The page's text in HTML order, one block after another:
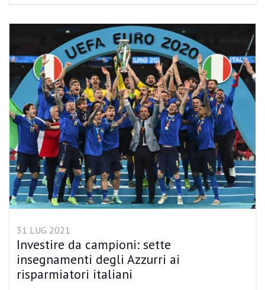
31 LUG 2021
Investire da campioni: sette
insegnamenti degli Azzurri ai
risparmiatori italiani